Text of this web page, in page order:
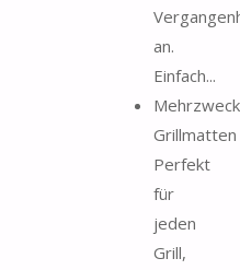
an.
Einfach...
Grillmatten
Perfekt
für
jeden
Grill,